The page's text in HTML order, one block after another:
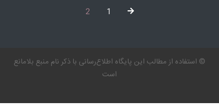
1
2
© استفاده از مطالب این پایگاه اطلاع‌رسانی با ذكر نام منبع بلامانع
است